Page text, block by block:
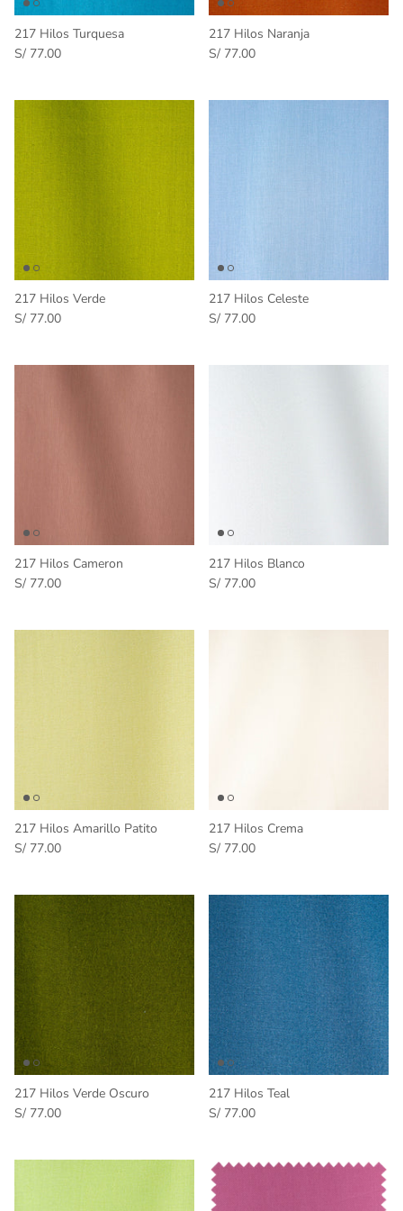
217 Hilos Turquesa
S/ 77.00
217 Hilos Naranja
S/ 77.00
217 Hilos Verde
S/ 77.00
217 Hilos Celeste
S/ 77.00
217 Hilos Cameron
S/ 77.00
217 Hilos Blanco
S/ 77.00
217 Hilos Amarillo Patito
S/ 77.00
217 Hilos Crema
S/ 77.00
217 Hilos Verde Oscuro
S/ 77.00
217 Hilos Teal
S/ 77.00